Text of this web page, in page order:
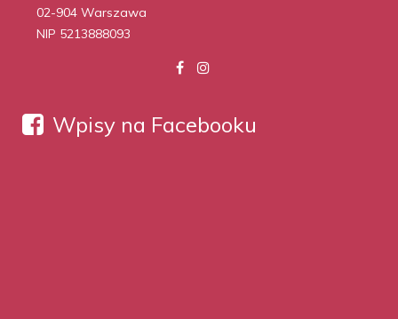
02-904 Warszawa
NIP 5213888093
Wpisy na Facebooku